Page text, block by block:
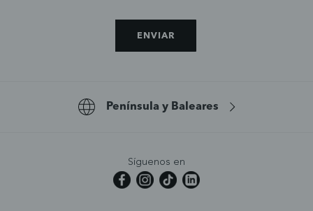
ENVIAR
Península y Baleares
Síguenos en